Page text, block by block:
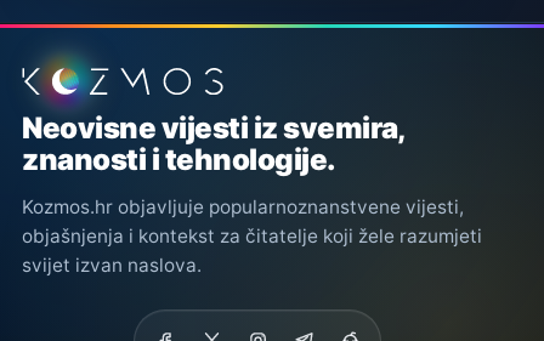
Podnožje stranice
Neovisne vijesti iz svemira,
znanosti i tehnologije.
Kozmos.hr objavljuje popularnoznanstvene vijesti,
objašnjenja i kontekst za čitatelje koji žele razumjeti
svijet izvan naslova.